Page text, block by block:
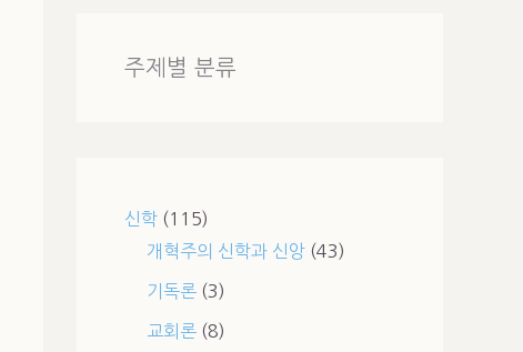
주제별 분류
신학(115)
개혁주의 신학과 신앙(43)
기독론(3)
교회론(8)